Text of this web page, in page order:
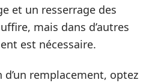
et un resserrage des
mais dans d’autres
est nécessaire.
d’un remplacement, optez